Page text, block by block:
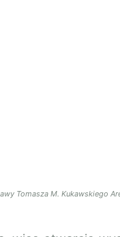
Tomasza M. Kukawskiego